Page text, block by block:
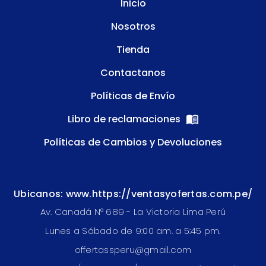
Inicio
Nosotros
Tienda
Contactanos
Políticas de Envío
Libro de reclamaciones
Políticas de Cambios y Devoluciones
Ubicanos: www.https://ventasyofertas.com.pe/
Av. Canadá N° 689 - La Victoria Lima Perú
Lunes a Sábado de 9:00 am. a 5:45 pm.
offertassperu@gmail.com